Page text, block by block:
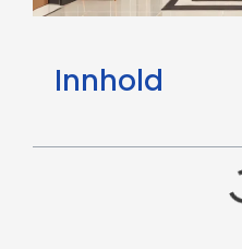
Innhold